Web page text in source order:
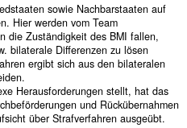
sowie Nachbarstaaten auf
Hier werden vom Team
die Zuständigkeit des BMI fallen,
bilaterale Differenzen zu lösen
ergibt sich aus den bilateralen
Herausforderungen stellt, hat das
und Rückübernahmen
über Strafverfahren ausgeübt.